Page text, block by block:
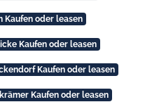
Kaufen oder leasen
Kaufen oder leasen
Kaufen oder leasen
Kaufen oder leasen